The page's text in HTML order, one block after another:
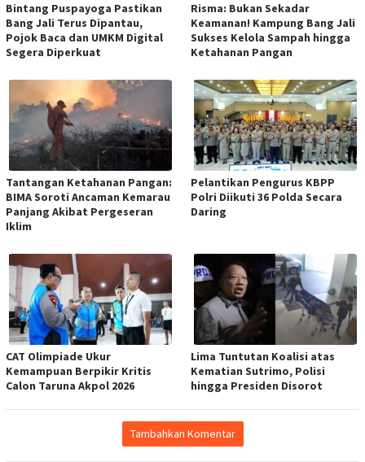
Bintang Puspayoga Pastikan
Bang Jali Terus Dipantau,
Pojok Baca dan UMKM Digital
Segera Diperkuat
Risma: Bukan Sekadar
Keamanan! Kampung Bang Jali
Sukses Kelola Sampah hingga
Ketahanan Pangan
Tantangan Ketahanan Pangan:
BIMA Soroti Ancaman Kemarau
Panjang Akibat Pergeseran
Iklim
Pelantikan Pengurus KBPP
Polri Diikuti 36 Polda Secara
Daring
CAT Olimpiade Ukur
Kemampuan Berpikir Kritis
Calon Taruna Akpol 2026
Lima Tuntutan Koalisi atas
Kematian Sutrimo, Polisi
hingga Presiden Disorot
Tambahkan Komentar